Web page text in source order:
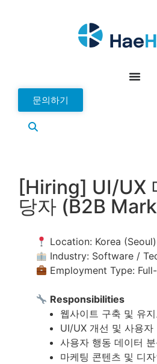
문의하기
[Hiring] UI/UX
당자 (B2B
Location: Korea (Seoul)
Industry: Software /
Employment Type:
Responsibilities
웹사이트 구축 및 유
UI/UX 개선 및 사용자
사용자 행동 데이터
마케팅 콘텐츠 및 디